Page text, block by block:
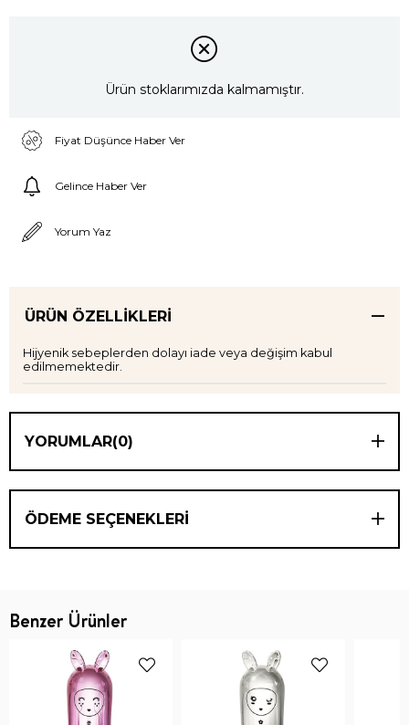
Ürün stoklarımızda kalmamıştır.
Fiyat Düşünce Haber Ver
Gelince Haber Ver
Yorum Yaz
ÜRÜN ÖZELLIKLERI
Hijyenik sebeplerden dolayı iade veya değişim kabul
edilmemektedir.
YORUMLAR(0)
ÖDEME SEÇENEKLERI
Benzer Ürünler